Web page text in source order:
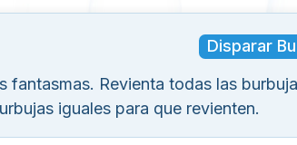
Disparar
fantasmas. Revienta todas las
iguales para que revienten.